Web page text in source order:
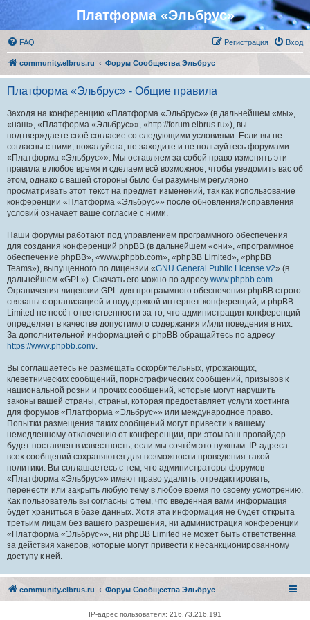
Платформа «Эльбрус»
FAQ Вход
Регистрация
community.elbrus.ru Форум Сообщества Эльбрус
Платформа «Эльбрус» - Общие правила
Заходя на конференцию «Платформа «Эльбрус»» (в дальнейшем «мы»,
«наш», «Платформа «Эльбрус»», «http://forum.elbrus.ru»), вы
подтверждаете своё согласие со следующими условиями. Если вы не
согласны с ними, пожалуйста, не заходите и не пользуйтесь форумами
«Платформа «Эльбрус»». Мы оставляем за собой право изменять эти
правила в любое время и сделаем всё возможное, чтобы уведомить вас об
этом, однако с вашей стороны было бы разумным регулярно
просматривать этот текст на предмет изменений, так как использование
конференции «Платформа «Эльбрус»» после обновления/исправления
условий означает ваше согласие с ними.
Наши форумы работают под управлением программного обеспечения
для создания конференций phpBB (в дальнейшем «они», «программное
обеспечение phpBB», «www.phpbb.com», «phpBB Limited», «phpBB
Teams»), выпущенного по лицензии «GNU General Public License v2» (в
дальнейшем «GPL»). Скачать его можно по адресу www.phpbb.com.
Ограничения лицензии GPL для программного обеспечения phpBB строго
связаны с организацией и поддержкой интернет-конференций, и phpBB
Limited не несёт ответственности за то, что администрация конференций
определяет в качестве допустимого содержания и/или поведения в них.
За дополнительной информацией о phpBB обращайтесь по адресу
https://www.phpbb.com/.
Вы соглашаетесь не размещать оскорбительных, угрожающих,
клеветнических сообщений, порнографических сообщений, призывов к
национальной розни и прочих сообщений, которые могут нарушить
законы вашей страны, страны, которая предоставляет услуги хостинга
для форумов «Платформа «Эльбрус»» или международное право.
Попытки размещения таких сообщений могут привести к вашему
немедленному отключению от конференции, при этом ваш провайдер
будет поставлен в известность, если мы сочтём это нужным. IP-адреса
всех сообщений сохраняются для возможности проведения такой
политики. Вы соглашаетесь с тем, что администраторы форумов
«Платформа «Эльбрус»» имеют право удалить, отредактировать,
перенести или закрыть любую тему в любое время по своему усмотрению.
Как пользователь вы согласны с тем, что введённая вами информация
будет храниться в базе данных. Хотя эта информация не будет открыта
третьим лицам без вашего разрешения, ни администрация конференции
«Платформа «Эльбрус»», ни phpBB Limited не может быть ответственна
за действия хакеров, которые могут привести к несанкционированному
доступу к ней.
community.elbrus.ru Форум Сообщества Эльбрус
IP-адрес пользователя: 216.73.216.191